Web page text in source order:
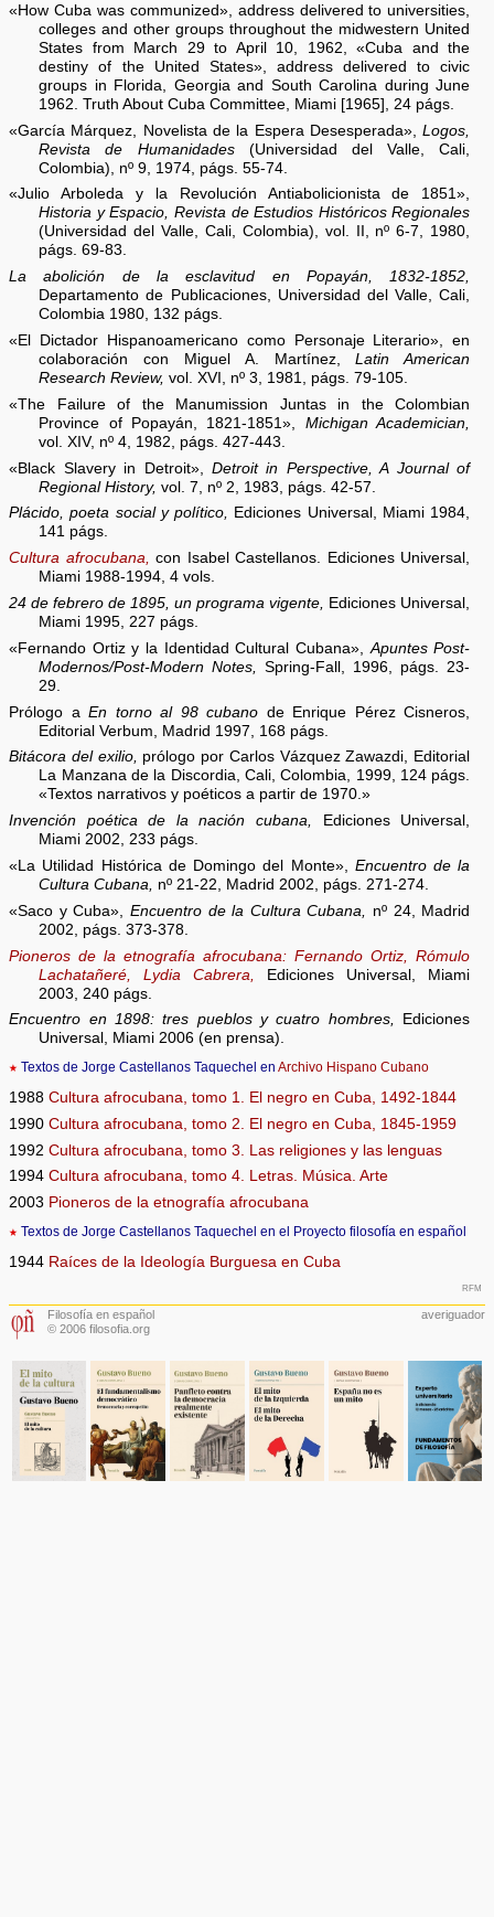
«How Cuba was communized», address delivered to universities,
colleges and other groups throughout the midwestern United
States from March 29 to April 10, 1962, «Cuba and the
destiny of the United States», address delivered to civic
groups in Florida, Georgia and South Carolina during June
1962. Truth About Cuba Committee, Miami [1965], 24 págs.
«García Márquez, Novelista de la Espera Desesperada»,Logos,
Revista de Humanidades(Universidad del Valle, Cali,
Colombia), nº 9, 1974, págs. 55-74.
«Julio Arboleda y la Revolución Antiabolicionista de 1851»,
Historia y Espacio, Revista de Estudios Históricos Regionales
(Universidad del Valle, Cali, Colombia), vol. II, nº 6-7, 1980,
págs. 69-83.
La abolición de la esclavitud en Popayán, 1832-1852,
Departamento de Publicaciones, Universidad del Valle, Cali,
Colombia 1980, 132 págs.
«El Dictador Hispanoamericano como Personaje Literario», en
colaboración con Miguel A. Martínez,Latin American
Research Review, vol. XVI, nº 3, 1981, págs. 79-105.
«The Failure of the Manumission Juntas in the Colombian
Province of Popayán, 1821-1851», Michigan Academician,
vol. XIV, nº 4, 1982, págs. 427-443.
«Black Slavery in Detroit», Detroit in Perspective, A Journal of
Regional History, vol. 7, nº 2, 1983, págs. 42-57.
Plácido, poeta social y político, Ediciones Universal, Miami 1984,
141 págs.
Cultura afrocubana, con Isabel Castellanos. Ediciones Universal,
Miami 1988-1994, 4 vols.
24 de febrero de 1895, un programa vigente, Ediciones Universal,
Miami 1995, 227 págs.
«Fernando Ortiz y la Identidad Cultural Cubana», Apuntes Post-
Modernos/Post-Modern Notes,
Spring-Fall, 1996, págs. 23-
29.
Prólogo aEn torno al 98 cubano de Enrique Pérez Cisneros,
Editorial Verbum, Madrid 1997, 168 págs.
Bitácora del exilio, prólogo por Carlos Vázquez Zawazdi, Editorial
La Manzana de la Discordia, Cali, Colombia, 1999, 124 págs.
«Textos narrativos y poéticos a partir de 1970.»
Invención poética de la nación cubana, Ediciones Universal,
Miami 2002, 233 págs.
«La Utilidad Histórica de Domingo del Monte», Encuentro de la
Cultura Cubana, nº 21-22, Madrid 2002, págs. 271-274.
«Saco y Cuba», Encuentro de la Cultura Cubana,
nº 24, Madrid
2002, págs. 373-378.
Pioneros de la etnografía afrocubana: Fernando Ortiz, Rómulo
Lachatañeré, Lydia Cabrera,
Ediciones Universal, Miami
2003, 240 págs.
Encuentro en 1898: tres pueblos y cuatro hombres, Ediciones
Universal, Miami 2006 (en prensa).
★ Textos de Jorge Castellanos Taquechel enArchivo Hispano Cubano
1988Cultura afrocubana, tomo 1. El negro en Cuba, 1492-1844
1990Cultura afrocubana, tomo 2. El negro en Cuba, 1845-1959
1992Cultura afrocubana, tomo 3. Las religiones y las lenguas
1994Cultura afrocubana, tomo 4. Letras. Música. Arte
2003 Pioneros de la etnografía afrocubana
★ Textos de Jorge Castellanos Taquechel en el Proyecto filosofía en español
1944 Raíces de la Ideología Burguesa en Cuba
rfm
Filosofía en español
© 2006 filosofia.org
averiguador